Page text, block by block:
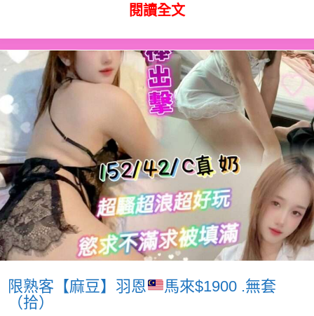
閱讀全文
限熟客【麻豆】羽恩
馬來$1900 .無套
（拾）